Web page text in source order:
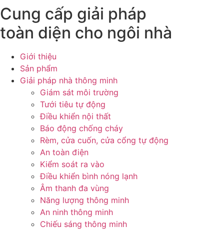
Cung cấp giải pháp
toàn diện cho ngôi nhà
Giới thiệu
Sản phẩm
Giải pháp nhà thông minh
Giám sát môi trường
Tưới tiêu tự động
Điều khiển nội thất
Báo động chống cháy
Rèm, cửa cuốn, cửa cổng tự động
An toàn điện
Kiểm soát ra vào
Điều khiển bình nóng lạnh
Âm thanh đa vùng
Năng lượng thông minh
An ninh thông minh
Chiếu sáng thông minh